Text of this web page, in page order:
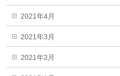
2021年4月
2021年3月
2021年2月